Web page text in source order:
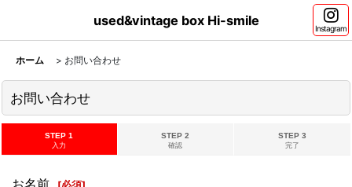
used&vintage box Hi-smile
Instagram
ホーム > お問い合わせ
お問い合わせ
STEP 1
入力
STEP 2
確認
STEP 3
完了
お名前